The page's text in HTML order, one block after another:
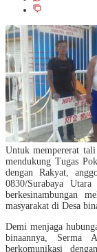
Untuk mempererat
mendukung Tugas
dengan Rakyat,
0830/Surabaya
berkesinambungan
masyarakat di Desa
Demi menjaga
binaannya,
berkomunikasi